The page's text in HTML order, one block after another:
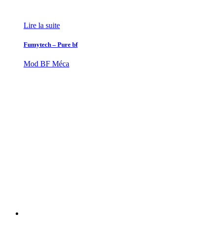
Lire la suite
Fumytech – Pure bf
Mod BF Méca